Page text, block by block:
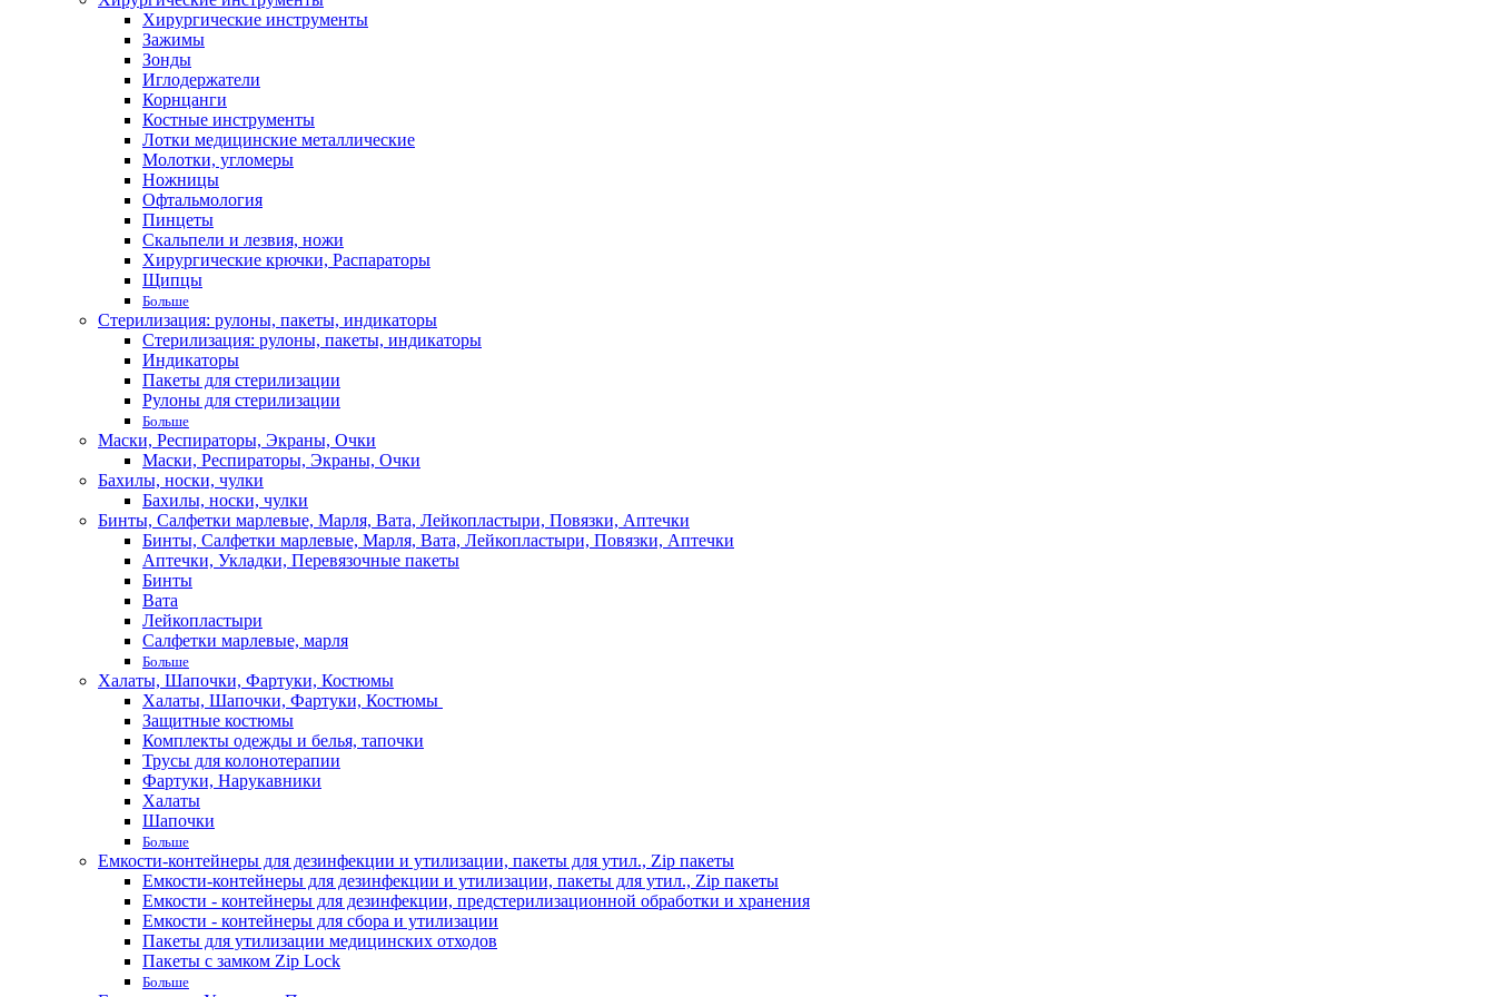
Хирургические инструменты
Зажимы
Зонды
Иглодержатели
Корнцанги
Костные инструменты
Лотки медицинские металлические
Молотки, угломеры
Ножницы
Офтальмология
Пинцеты
Скальпели и лезвия, ножи
Хирургические крючки, Распараторы
Щипцы
Больше
Стерилизация: рулоны, пакеты, индикаторы
Стерилизация: рулоны, пакеты, индикаторы
Индикаторы
Пакеты для стерилизации
Рулоны для стерилизации
Больше
Маски, Респираторы, Экраны, Очки
Маски, Респираторы, Экраны, Очки
Бахилы, носки, чулки
Бахилы, носки, чулки
Бинты, Салфетки марлевые, Марля, Вата, Лейкопластыри, Повязки, Аптечки
Бинты, Салфетки марлевые, Марля, Вата, Лейкопластыри, Повязки, Аптечки
Аптечки, Укладки, Перевязочные пакеты
Бинты
Вата
Лейкопластыри
Салфетки марлевые, марля
Больше
Халаты, Шапочки, Фартуки, Костюмы
Халаты, Шапочки, Фартуки, Костюмы
Защитные костюмы
Комплекты одежды и белья, тапочки
Трусы для колонотерапии
Фартуки, Нарукавники
Халаты
Шапочки
Больше
Емкости-контейнеры для дезинфекции и утилизации, пакеты для утил., Zip пакеты
Емкости-контейнеры для дезинфекции и утилизации, пакеты для утил., Zip пакеты
Емкости - контейнеры для дезинфекции, предстерилизационной обработки и хранения
Емкости - контейнеры для сбора и утилизации
Пакеты для утилизации медицинских отходов
Пакеты с замком Zip Lock
Больше